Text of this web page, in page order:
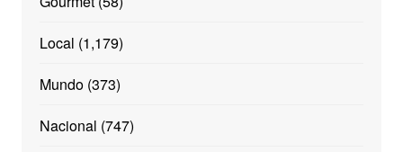
Local (1,179)
Mundo(373)
Nacional (747)